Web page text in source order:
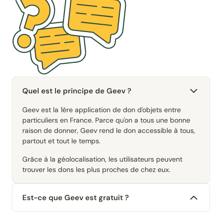
Quel est le principe de Geev ?
Geev est la 1ère application de don d'objets entre
particuliers en France. Parce qu'on a tous une bonne
raison de donner, Geev rend le don accessible à tous,
partout et tout le temps.
Grâce à la géolocalisation, les utilisateurs peuvent
trouver les dons les plus proches de chez eux.
Est-ce que Geev est gratuit ?